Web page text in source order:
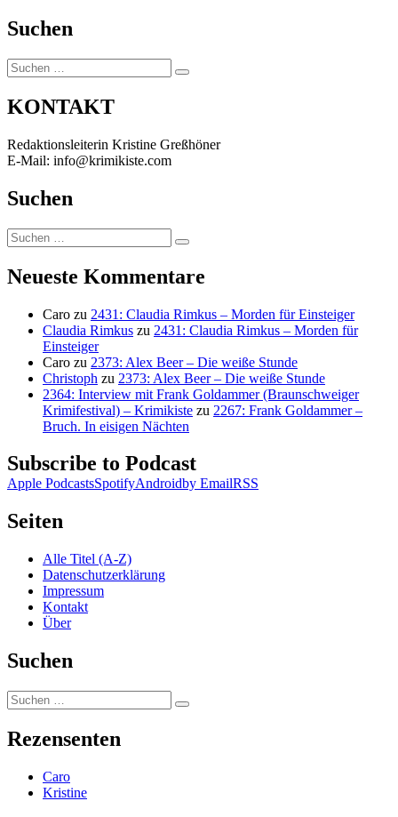
Suchen
Suchen
nach:
Suchen
KONTAKT
Redaktionsleiterin Kristine Greßhöner
E-Mail: info@krimikiste.com
Suchen
Suchen
nach:
Suchen
Neueste Kommentare
Caro zu 2431: Claudia Rimkus – Morden für Einsteiger
Claudia Rimkus zu 2431: Claudia Rimkus – Morden für
Einsteiger
Caro zu 2373: Alex Beer – Die weiße Stunde
Christoph zu 2373: Alex Beer – Die weiße Stunde
2364: Interview mit Frank Goldammer (Braunschweiger
Krimifestival) – Krimikiste zu 2267: Frank Goldammer –
Bruch. In eisigen Nächten
Subscribe to Podcast
Apple PodcastsSpotifyAndroidby EmailRSS
Seiten
Alle Titel (A-Z)
Datenschutzerklärung
Impressum
Kontakt
Über
Suchen
Suchen
nach:
Suchen
Rezensenten
Caro
Kristine